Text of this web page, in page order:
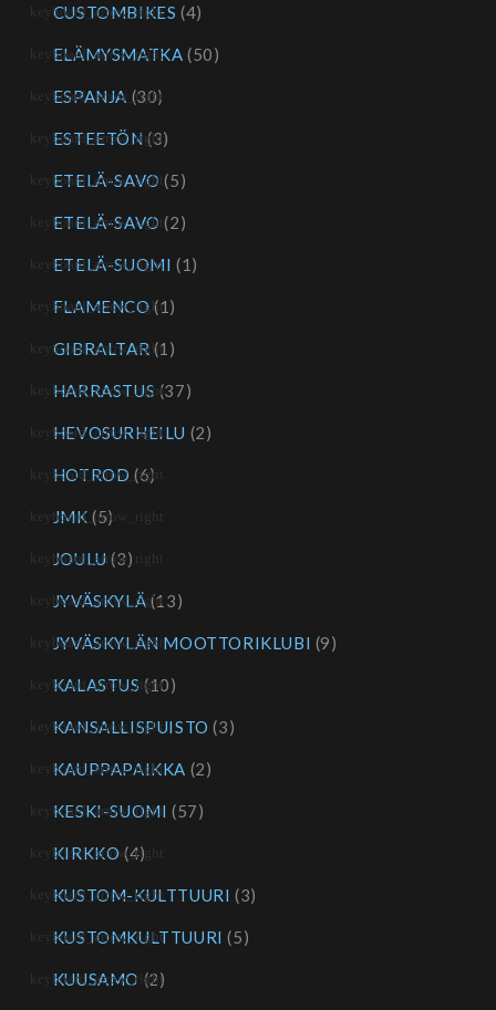
CUSTOMBIKES (4)
ELÄMYSMATKA (50)
ESPANJA (30)
ESTEETÖN (3)
ETELÄ-SAVO (5)
ETELÄ-SAVO (2)
ETELÄ-SUOMI (1)
FLAMENCO (1)
GIBRALTAR (1)
HARRASTUS (37)
HEVOSURHEILU (2)
HOTROD (6)
JMK (5)
JOULU (3)
JYVÄSKYLÄ(13)
JYVÄSKYLÄN MOOTTORIKLUBI (9)
KALASTUS (10)
KANSALLISPUISTO (3)
KAUPPAPAIKKA (2)
KESKI-SUOMI (57)
KIRKKO (4)
KUSTOM-KULTTUURI (3)
KUSTOMKULTTUURI (5)
KUUSAMO (2)